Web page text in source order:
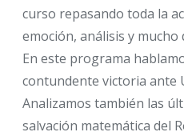
curso repasando toda la
emoción, análisis y mucho
En este programa
contundente victoria ante
Analizamos también las
salvación matemática del